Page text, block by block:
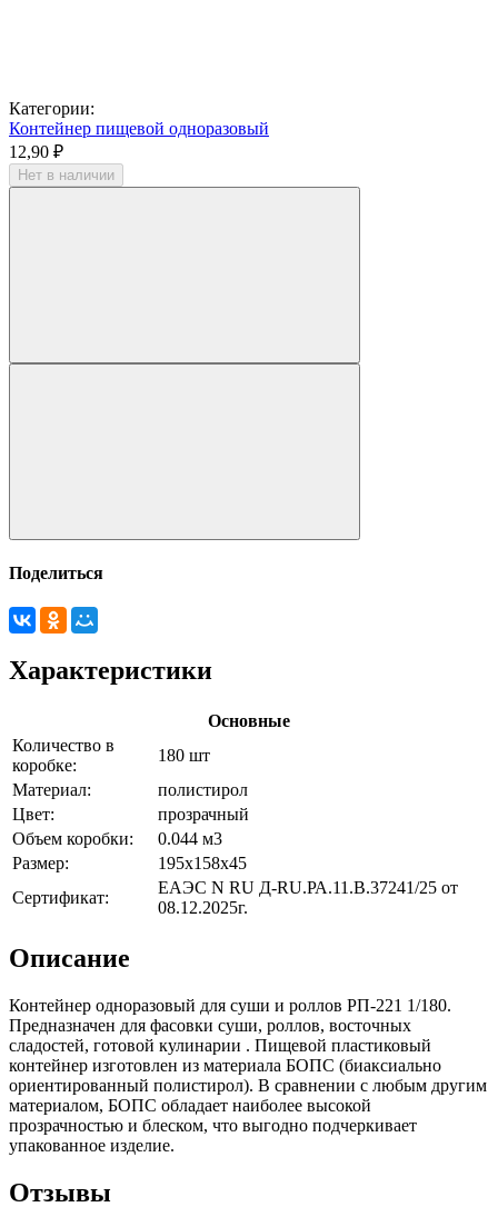
Категории:
Контейнер пищевой одноразовый
12,90 ₽
Нет в наличии
Поделиться
Характеристики
Основные
Количество в
коробке:
180 шт
Материал:
полистирол
Цвет:
прозрачный
Объем коробки:
0.044 м3
Размер:
195х158х45
Сертификат:
ЕАЭС N RU Д-RU.РА.11.В.37241/25 от
08.12.2025г.
Описание
Контейнер одноразовый для суши и роллов РП-221 1/180.
Предназначен для фасовки суши, роллов, восточных
сладостей, готовой кулинарии . Пищевой пластиковый
контейнер изготовлен из материала БОПС (биаксиально
ориентированный полистирол). В сравнении с любым другим
материалом, БОПС обладает наиболее высокой
прозрачностью и блеском, что выгодно подчеркивает
упакованное изделие.
Отзывы